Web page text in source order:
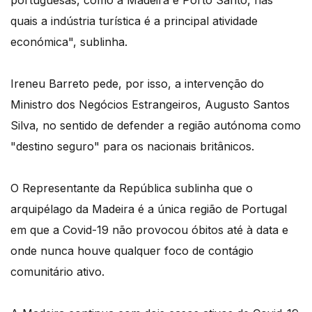
quais a indústria turística é a principal atividade
económica", sublinha.
Ireneu Barreto pede, por isso, a intervenção do
Ministro dos Negócios Estrangeiros, Augusto Santos
Silva, no sentido de defender a região autónoma como
"destino seguro" para os nacionais britânicos.
O Representante da República sublinha que o
arquipélago da Madeira é a única região de Portugal
em que a Covid-19 não provocou óbitos até à data e
onde nunca houve qualquer foco de contágio
comunitário ativo.